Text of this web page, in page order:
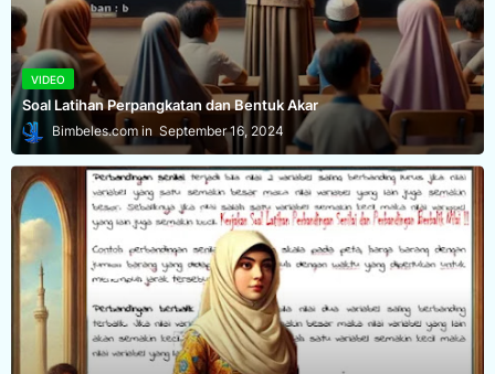
VIDEO
Soal Latihan Perpangkatan dan Bentuk Akar
Bimbeles.com September 16, 2024